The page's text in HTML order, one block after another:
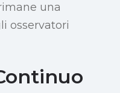
una
osservatori